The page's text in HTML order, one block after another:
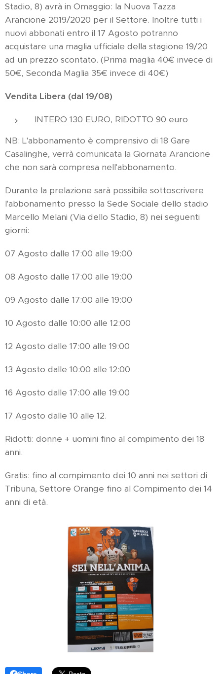
Stadio, 8) avrà in Omaggio: la Nuova Tazza
Arancione 2019/2020 per il Settore. Inoltre tutti i
nuovi abbonati entro il 17 Agosto potranno
acquistare una maglia ufficiale della stagione 19/20
ad un prezzo scontato. (Prima maglia 40€ invece di
50€, Seconda Maglia 35€ invece di 40€)
Vendita Libera (dal 19/08)
INTERO 130 EURO, RIDOTTO 90 euro
NB: L'abbonamento è comprensivo di 18 Gare
Casalinghe, verrà comunicata la Giornata Arancione
che non sarà compresa nell'abbonamento.
Durante la prelazione sarà possibile sottoscrivere
l'abbonamento presso la Sede Sociale dello stadio
Marcello Melani (Via dello Stadio, 8) nei seguenti
giorni:
07 Agosto dalle 17:00 alle 19:00
08 Agosto dalle 17:00 alle 19:00
09 Agosto dalle 17:00 alle 19:00
10 Agosto dalle 10:00 alle 12:00
12 Agosto dalle 17:00 alle 19:00
13 Agosto dalle 10:00 alle 12:00
16 Agosto dalle 17:00 alle 19:00
17 Agosto dalle 10 alle 12.
Ridotti: donne + uomini fino al compimento dei 18
anni.
Gratis: fino al compimento dei 10 anni nei settori di
Tribuna, Settore Orange fino al Compimento dei 14
anni di età.